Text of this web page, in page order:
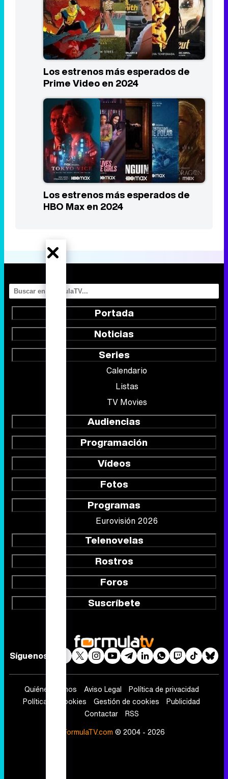
Prime Video en 2024
Los estrenos más esperados de
HBO Max en 2024
Noticias
Series
Calendario
Listas
TV Movies
Audiencias
Programación
Vídeos
Fotos
Programas
Eurovisión 2026
Telenovelas
Rostros
Foros
Suscríbete
Síguenos
Contactar
RSS
FormulaTV.com© 2004 - 2026